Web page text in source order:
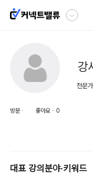
강
전문가
방문 ∙ 좋아요 ∙ 0
대표 강의분야∙키워드